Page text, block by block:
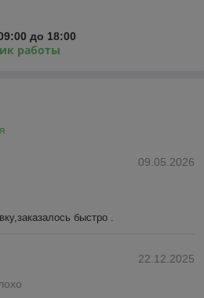
до 18:00
работы
09.05.2026
быстро .
22.12.2025